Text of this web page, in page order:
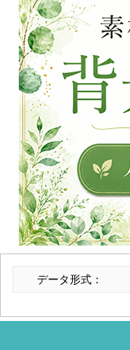
データ形式：